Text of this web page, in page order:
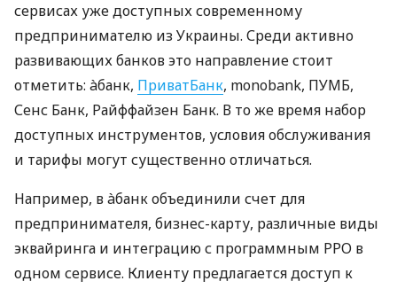
сервисах уже доступных современному
предпринимателю из Украины. Среди активно
развивающих банков это направление стоит
отметить: àбанк, ПриватБанк, monobank, ПУМБ,
Сенс Банк, Райффайзен Банк. В то же время набор
доступных инструментов, условия обслуживания
и тарифы могут существенно отличаться.
Например, в àбанк объединили счет для
предпринимателя, бизнес-карту, различные виды
эквайринга и интеграцию с программным РРО в
одном сервисе. Клиенту предлагается доступ к